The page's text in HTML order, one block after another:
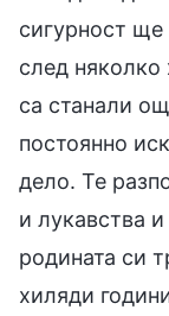
сигурност ще
след няколко
са станали
постоянно
дело. Те
и лукавства
родината си
хиляди